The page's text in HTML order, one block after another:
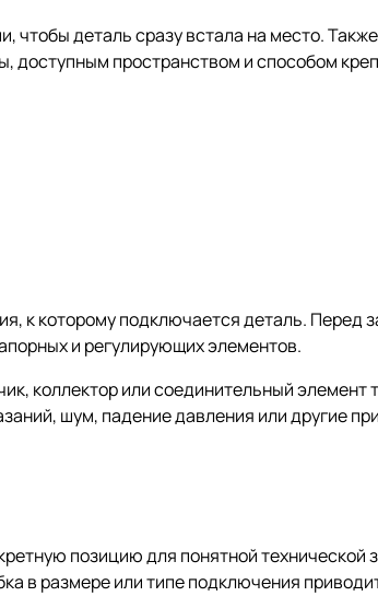
чтобы деталь сразу встала на место.
доступным пространством и способом
к которому подключается деталь. Перед
и регулирующих элементов.
коллектор или соединительный элемент
шум, падение давления или другие
позицию для понятной технической
в размере или типе подключения